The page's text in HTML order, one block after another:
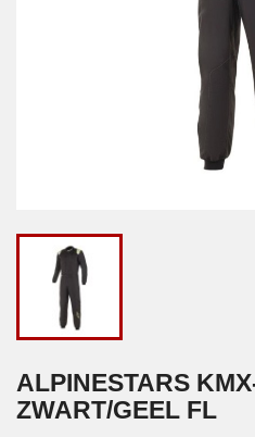
ALPINESTARS
ZWART/GEEL FL